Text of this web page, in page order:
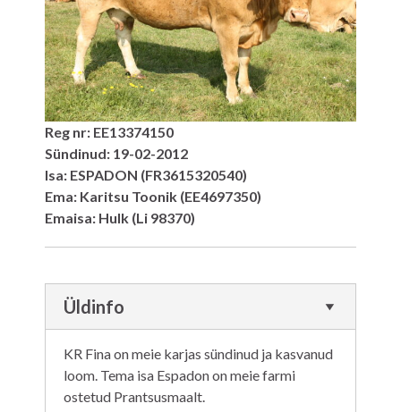
Reg nr: EE13374150
Sündinud: 19-02-2012
Isa: ESPADON (FR3615320540)
Ema: Karitsu Toonik (EE4697350)
Emaisa: Hulk (Li 98370)
Üldinfo
KR Fina on meie karjas sündinud ja kasvanud
loom. Tema isa Espadon on meie farmi
ostetud Prantsusmaalt.